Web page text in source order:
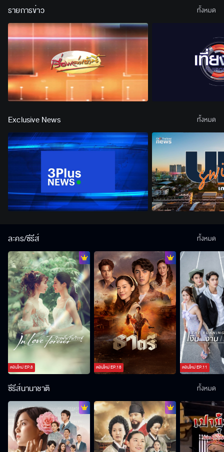
รายการข่าว ทั้งหมด
Exclusive News ทั้งหมด
ละคร/ซีรีส์
ตอนใหม่EP.8 ตอนใหม่EP.18 ตอนใหม่EP.11
ทั้งหมด
ซีรีส์นานาชาติ ทั้งหมด